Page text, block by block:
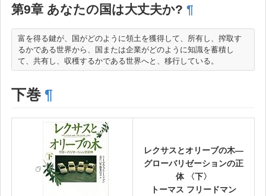
第9章 あなたの国は大丈夫か? ¶
富を得る鍵が、国がどのように領土を獲得して、所有し、搾取す
るかである世界から、国または企業がどのように知識を蓄積し
下巻 ¶
レクサスとオリーブの木―
グローバリゼーションの正
体 〈下〉
トーマス フリードマン